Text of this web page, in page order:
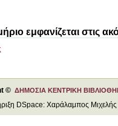
εμφανίζεται στις
© ΔΗΜΟΣΙΑ ΚΕΝΤΡΙΚΗ
DSpace: Χαράλαμπος Μιχελής